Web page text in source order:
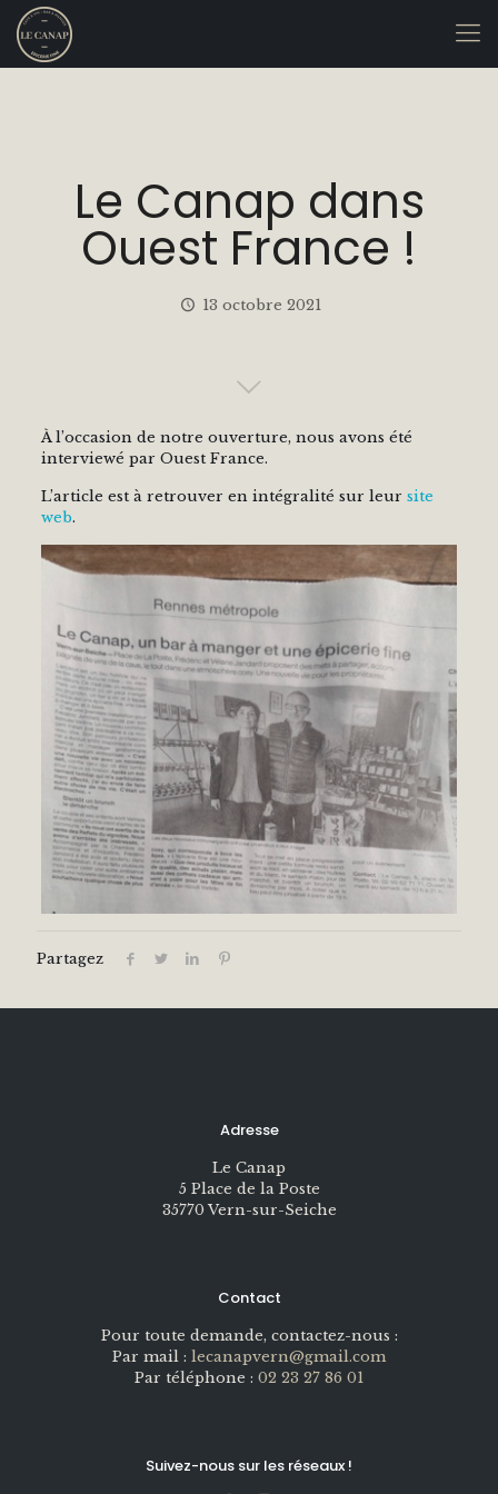
Le Canap dans
Ouest France !
13 octobre 2021
À l’occasion de notre ouverture, nous avons été
interviewé par Ouest France.
L’article est à retrouver en intégralité sur leur site
web.
Partagez
Adresse
Le Canap
5 Place de la Poste
35770 Vern-sur-Seiche
Contact
Pour toute demande, contactez-nous :
Par mail : lecanapvern@gmail.com
Par téléphone : 02 23 27 86 01
Suivez-nous sur les réseaux !